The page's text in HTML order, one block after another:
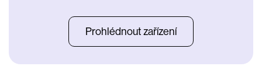
Prohlédnout zařízení